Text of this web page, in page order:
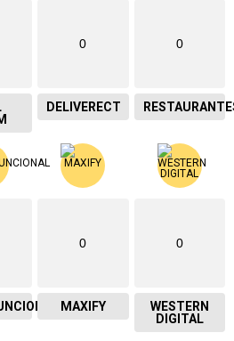
0
DELIVERECT
0
0
MAXIFY
0
WESTERN
DIGITAL